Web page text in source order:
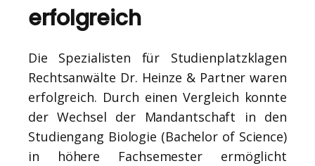
erfolgreich
Die Spezialisten für Studienplatzklagen
Rechtsanwälte Dr. Heinze & Partner waren
erfolgreich. Durch einen Vergleich konnte
der Wechsel der Mandantschaft in den
Studiengang Biologie (Bachelor of Science)
in höhere Fachsemester ermöglicht